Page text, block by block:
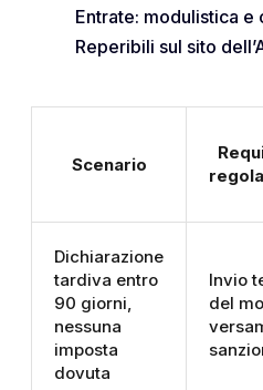
Entrate: modulistica
Reperibili sul sito
Scenario
Dichiarazione
tardiva entro
90 giorni,
nessuna
imposta
dovuta
Invio
del